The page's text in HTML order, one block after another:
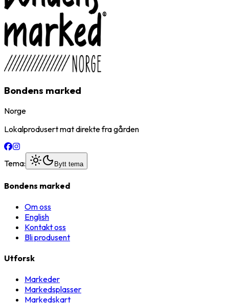
Bondens marked
Norge
Lokalprodusert mat direkte fra gården
Tema: Bytt tema
Bondens marked
Om oss
English
Kontakt oss
Bli produsent
Utforsk
Markeder
Markedsplasser
Markedskart